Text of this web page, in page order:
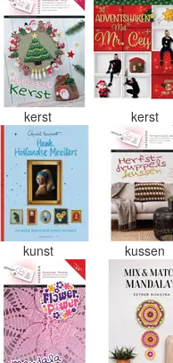
kerst kerst
kunst kussen